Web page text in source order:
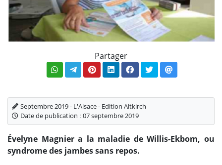
Partager
Septembre 2019 - L'Alsace - Edition Altkirch
Date de publication : 07 septembre 2019
Évelyne Magnier a la maladie de Willis-Ekbom, ou
syndrome des jambes sans repos.